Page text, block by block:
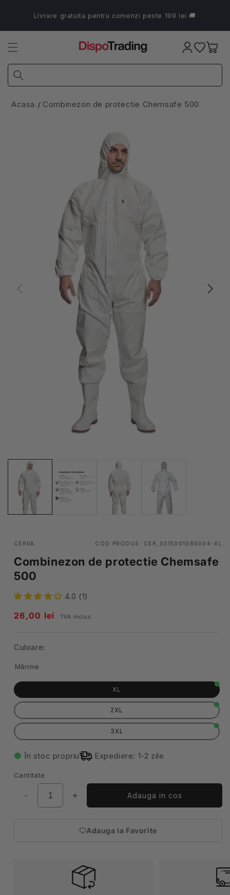
conținutLivrare gratuita pentru comenzi peste 199 lei 🚚
Coș
Acasa Combinezon de protectie Chemsafe 500
CERVA COD PRODUS: CER_0315001080004-XL
Combinezon de protectie Chemsafe
500
4.0 (1)
Pret
26,00 lei TVA inclus.
Culoare:
Mărime
XL
2XL
3XL
În stoc propriu Expediere: 1-2 zile
Cantitate
Reduceți
cantitatea
Creșteți
cantitatea
Combinezon
Chemsafe
500
Adauga in cos
Adauga la Favorite
(necesita